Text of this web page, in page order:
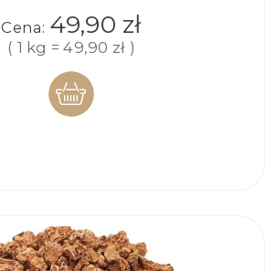
Cena: 49,90 zł
( 1 kg = 49,90 zł )